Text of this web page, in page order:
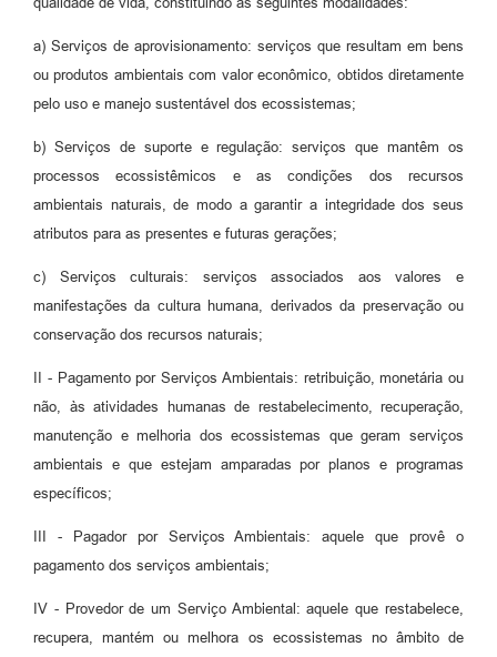
a) Serviços de aprovisionamento: serviços que resultam em bens
ou produtos ambientais com valor econômico, obtidos diretamente
pelo uso e manejo sustentável dos ecossistemas;
b) Serviços de suporte e regulação: serviços que mantêm os
processos ecossistêmicos e as condições dos recursos
ambientais naturais, de modo a garantir a integridade dos seus
atributos para as presentes e futuras gerações;
c) Serviços culturais: serviços associados aos valores e
manifestações da cultura humana, derivados da preservação ou
conservação dos recursos naturais;
II - Pagamento por Serviços Ambientais: retribuição, monetária ou
não, às atividades humanas de restabelecimento, recuperação,
manutenção e melhoria dos ecossistemas que geram serviços
ambientais e que estejam amparadas por planos e programas
específicos;
III - Pagador por Serviços Ambientais: aquele que provê o
pagamento dos serviços ambientais;
IV - Provedor de um Serviço Ambiental: aquele que restabelece,
recupera, mantém ou melhora os ecossistemas no âmbito de